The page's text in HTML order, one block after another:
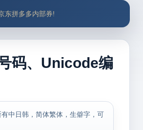
东拼多多内部券!
码、Unicode编
中日韩，简体繁体，生僻字，可